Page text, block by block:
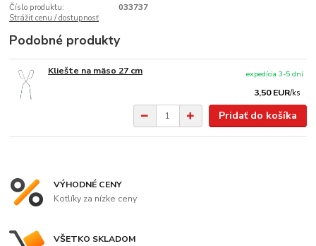
Číslo produktu:
033737
Strážiť cenu / dostupnosť
Podobné produkty
Kliešte na mäso 27 cm
3,50 EUR/ks
expedícia 3-5 dní
Pridať do košíka
VÝHODNÉ CENY
Kotlíky za nízke ceny
VŠETKO SKLADOM